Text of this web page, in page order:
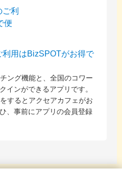
用はBizSPOTがお得で
ング機能と、全国のコワー
インができるアプリです。
するとアクセアカフェがお
、事前にアプリの会員登録